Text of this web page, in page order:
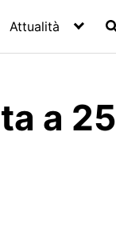
Attualità
a 25